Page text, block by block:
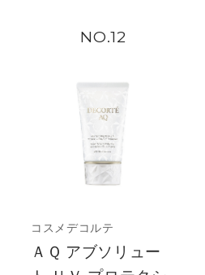
12
コスメデコルテ
ＡＱ アブソリュー